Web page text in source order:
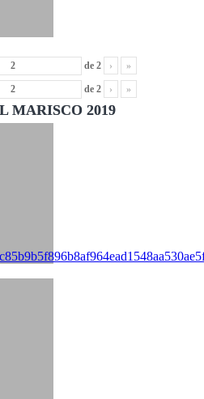
de 2 › »
de 2 › »
MARISCO 2019